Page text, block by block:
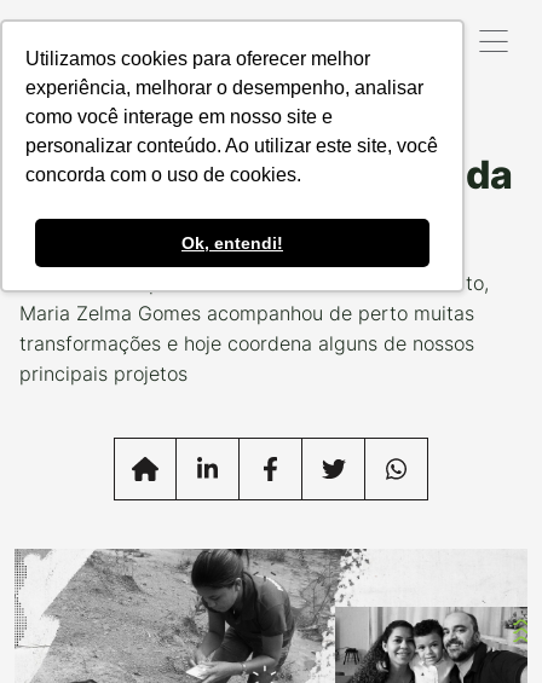
Utilizamos cookies para oferecer melhor
experiência, melhorar o desempenho, analisar
como você interage em nosso site e
personalizar conteúdo. Ao utilizar este site, você
concorda com o uso de cookies.
Ok, entendi!
Data da Postagem:13/04/2021 Categoria:
Maria Zelma: Uma década
de um propósito
Prestes a completar dez anos de Produzindo Certo,
Maria Zelma Gomes acompanhou de perto muitas
transformações e hoje coordena alguns de nossos
principais projetos